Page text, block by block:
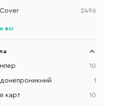
2496
всі
10
1
10
карт